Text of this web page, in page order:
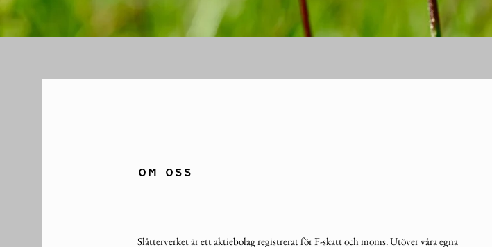
OM OSS
Slåtterverket är ett aktiebolag registrerat för F-skatt och moms. Utöver våra egna